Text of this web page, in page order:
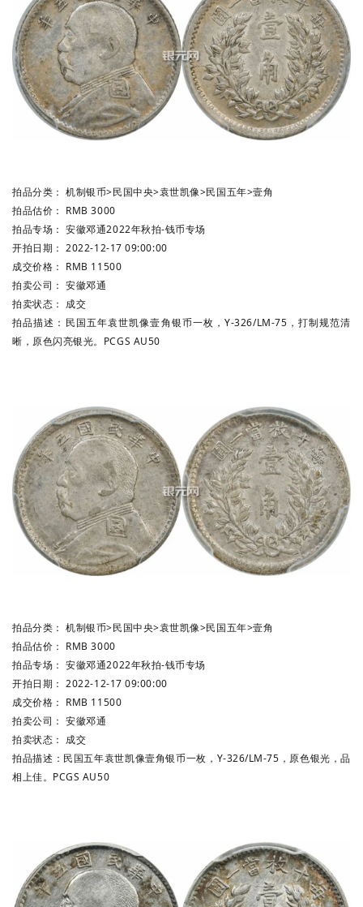
拍品分类： 机制银币>民国中央>袁世凯像>民国五年>壹角
拍品估价： RMB 3000
拍品专场： 安徽邓通2022年秋拍-钱币专场
开拍日期： 2022-12-17 09:00:00
成交价格： RMB 11500
拍卖公司： 安徽邓通
拍卖状态： 成交
拍品描述： 民国五年袁世凯像壹角银币一枚，Y-326/LM-75，打制规范清
晰，原色闪亮银光。PCGS AU50
拍品分类： 机制银币>民国中央>袁世凯像>民国五年>壹角
拍品估价： RMB 3000
拍品专场： 安徽邓通2022年秋拍-钱币专场
开拍日期： 2022-12-17 09:00:00
成交价格： RMB 11500
拍卖公司： 安徽邓通
拍卖状态： 成交
拍品描述： 民国五年袁世凯像壹角银币一枚，Y-326/LM-75，原色银光，品
相上佳。PCGS AU50